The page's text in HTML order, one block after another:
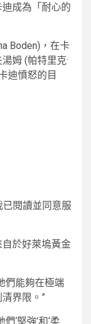
成為「耐心的
Boden)，在卡
姆 (帕特里克·
迪憤怒的目
閱讀並同意服
於好萊塢黃金
們能夠在極端
界限。”
‘堅強’和‘柔